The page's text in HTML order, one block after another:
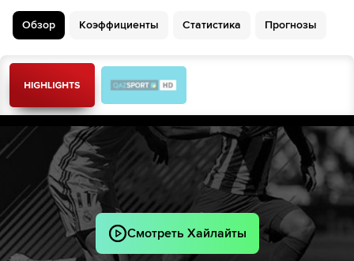
Фабио Депаоли
46´
Лука Видо
Седрик Гондо
Седрик Гондо48´
Седрик Гондо 60´
Алессио Краньо
61´
Риккардо Фьямоцци
Хоакин Соса
Lorenzo Ignacchiti
Джастин Куми
Лоренцо Венути
Пьетро Беруатто
Обзор Коэффициенты Статистика Прогнозы
Смотреть Хайлайты